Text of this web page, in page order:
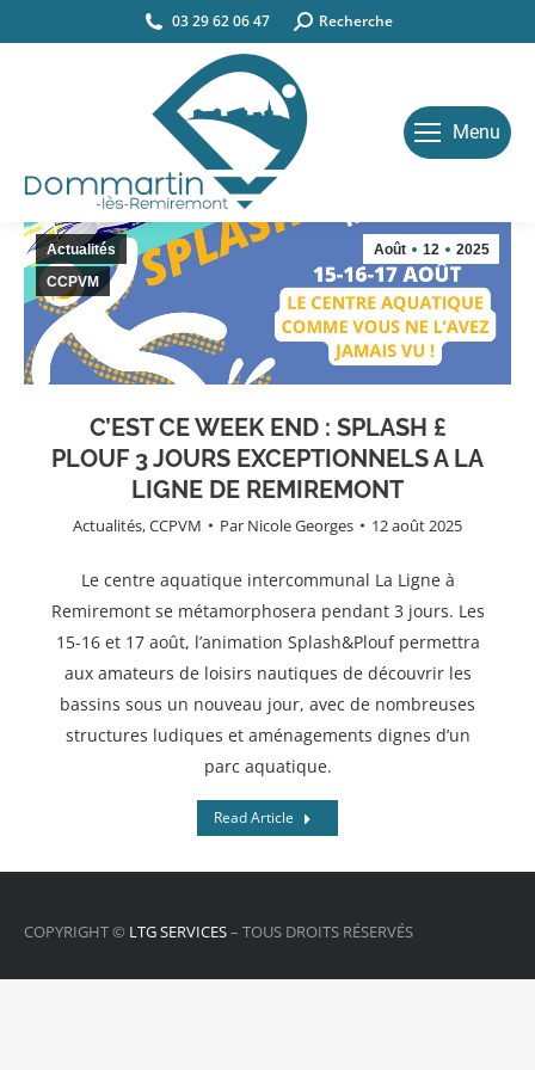
03 29 62 06 47 Search:Recherche
Menu
C’EST CE WEEK END : SPLASH £
PLOUF 3 JOURS EXCEPTIONNELS A LA
LIGNE DE REMIREMONT
Actualités,CCPVM Par Nicole Georges 12 août 2025
Août 12 2025
Actualités
CCPVM
Le centre aquatique intercommunal La Ligne à
Remiremont se métamorphosera pendant 3 jours. Les
15-16 et 17 août, l’animation Splash&Plouf permettra
aux amateurs de loisirs nautiques de découvrir les
bassins sous un nouveau jour, avec de nombreuses
structures ludiques et aménagements dignes d’un
parc aquatique.
Read Article
COPYRIGHT © LTG SERVICES– TOUS DROITS RÉSERVÉS